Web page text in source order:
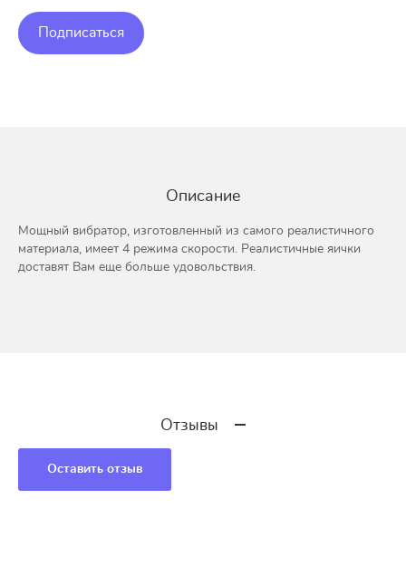
Подписаться
Описание
Мощный вибратор, изготовленный из самого реалистичного
материала, имеет 4 режима скорости. Реалистичные яички
доставят Вам еще больше удовольствия.
Отзывы
Оставить отзыв